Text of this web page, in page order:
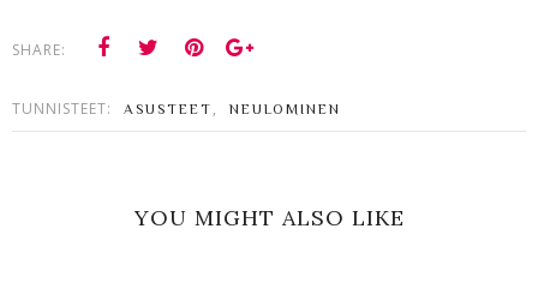
SHARE:
TUNNISTEET: ASUSTEET , NEULOMINEN
YOU MIGHT ALSO LIKE